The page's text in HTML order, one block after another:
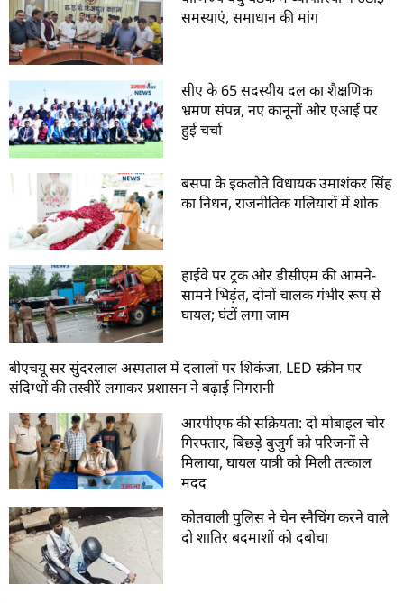
समस्याएं, समाधान की मांग
सीए के 65 सदस्यीय दल का शैक्षणिक
भ्रमण संपन्न, नए कानूनों और एआई पर
हुई चर्चा
बसपा के इकलौते विधायक उमाशंकर सिंह
का निधन, राजनीतिक गलियारों में शोक
हाईवे पर ट्रक और डीसीएम की आमने-
सामने भिड़ंत, दोनों चालक गंभीर रूप से
घायल; घंटों लगा जाम
बीएचयू सर सुंदरलाल अस्पताल में दलालों पर शिकंजा, LED स्क्रीन पर
संदिग्धों की तस्वीरें लगाकर प्रशासन ने बढ़ाई निगरानी
आरपीएफ की सक्रियता: दो मोबाइल चोर
गिरफ्तार, बिछड़े बुजुर्ग को परिजनों से
मिलाया, घायल यात्री को मिली तत्काल
मदद
कोतवाली पुलिस ने चेन स्नैचिंग करने वाले
दो शातिर बदमाशों को दबोचा